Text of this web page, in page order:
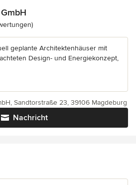
5 von 5 Sternen
geplante Architektenhäuser mit
Design- und Energiekonzept,
Nachricht
Sandtorstraße 23, 39106 Magdeburg